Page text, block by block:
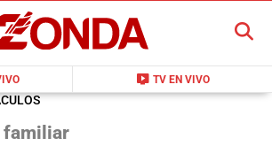
live_tv TV EN VIVO
BUSCAR
familiar